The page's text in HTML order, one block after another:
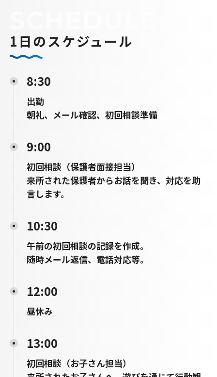
1日のスケジュール
8:30
出勤
朝礼、メール確認、初回相談準備
9:00
初回相談（保護者面接担当）
来所された保護者からお話を聞き、対応を助
言します。
10:30
午前の初回相談の記録を作成。
随時メール返信、電話対応等。
12:00
昼休み
13:00
初回相談（お子さん担当）